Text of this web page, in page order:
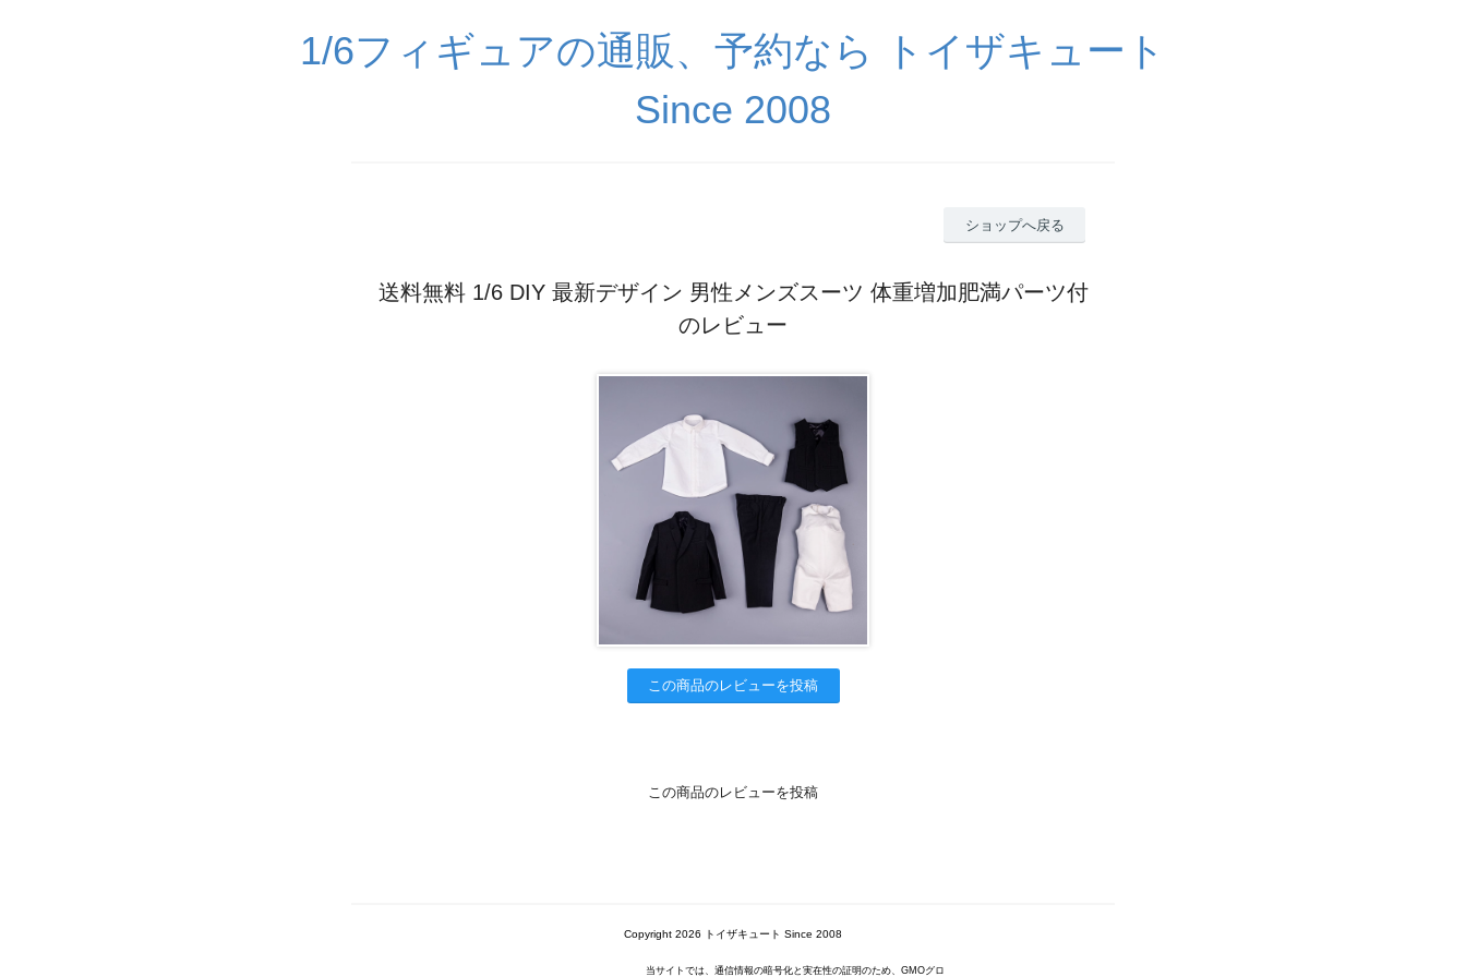
1/6フィギュアの通販、予約なら トイザキュート
Since 2008
ショップへ戻る
送料無料 1/6 DIY 最新デザイン 男性メンズスーツ 体重増加肥満パーツ付
のレビュー
この商品のレビューを投稿
この商品のレビューを投稿
Copyright 2026 トイザキュート Since 2008
当サイトでは、通信情報の暗号化と実在性の証明のため、GMOグロ